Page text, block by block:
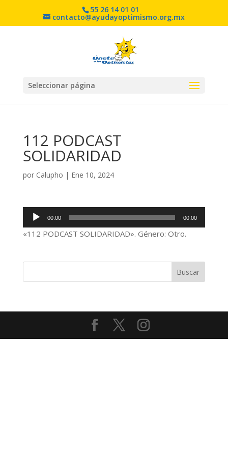
55 26 14 01 01
contacto@ayudayoptimismo.org.mx
Seleccionar página
112 PODCAST
SOLIDARIDAD
por Calupho | Ene 10, 2024
Reproductor
de
audio
00:00 00:00
«112 PODCAST SOLIDARIDAD». Género: Otro.